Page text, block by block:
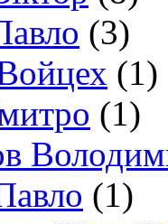
(3)
(1)
(1)
(1)